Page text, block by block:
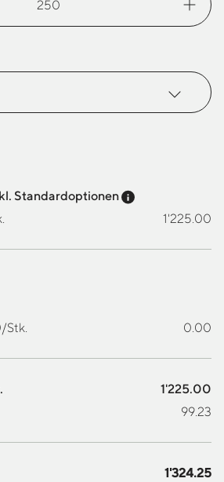
Standardoptionen
Preis-Tooltip
1'225.00
Stk.
0.00
1'225.00
99.23
1'324.25